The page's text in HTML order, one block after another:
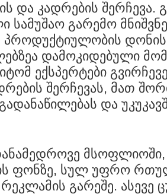
და კადრების შერჩევა.
სამუშაო გარემო
პროდუქტიულობის
დამოკიდებული
ექსპერტები
შერჩევას, მათ
და
ფონზე, სულ უფრო
რეკლამის გარეშე. ასევე